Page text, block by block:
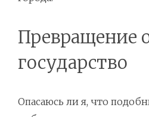
Превращение
государство
Опасаюсь ли я, что